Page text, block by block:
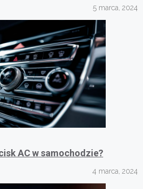
5 marca, 2024
AC w samochodzie?
4 marca, 2024